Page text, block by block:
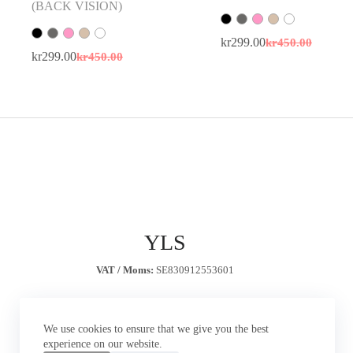
We use cookies to ensure that we give you the best
experience on our website.
(BACK VISION)
kr450.00
Original
kr299.00Current
kr450.00
Original
kr299.00Current
YLS
VAT / Moms: SE830912553601